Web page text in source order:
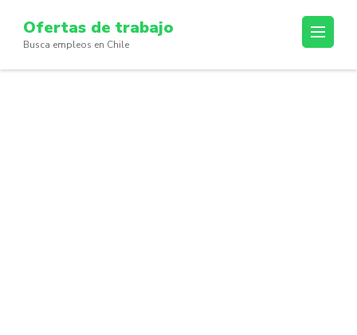
content
(Press
Ofertas de trabajo
Busca empleos en Chile